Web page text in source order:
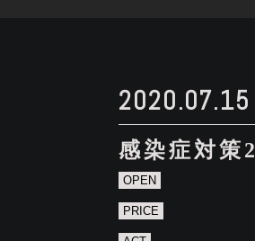
2020.07.15
感染症対策2
OPEN
PRICE